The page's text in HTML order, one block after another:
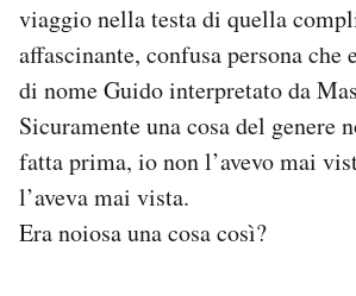
viaggio nella testa di quella
affascinante, confusa persona che
di nome Guido interpretato da
Sicuramente una cosa del genere
fatta prima, io non l’avevo mai
l’aveva mai vista.
Era noiosa una cosa così?